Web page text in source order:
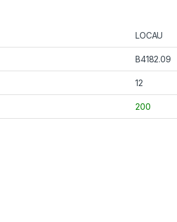
LOCAU
B4182.09
12
200